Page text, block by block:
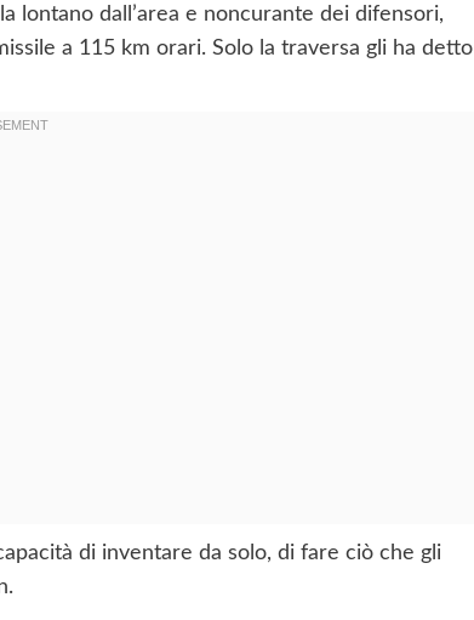
lontano dall’area e noncurante dei difensori,
a 115 km orari. Solo la traversa gli ha detto
di inventare da solo, di fare ciò che gli